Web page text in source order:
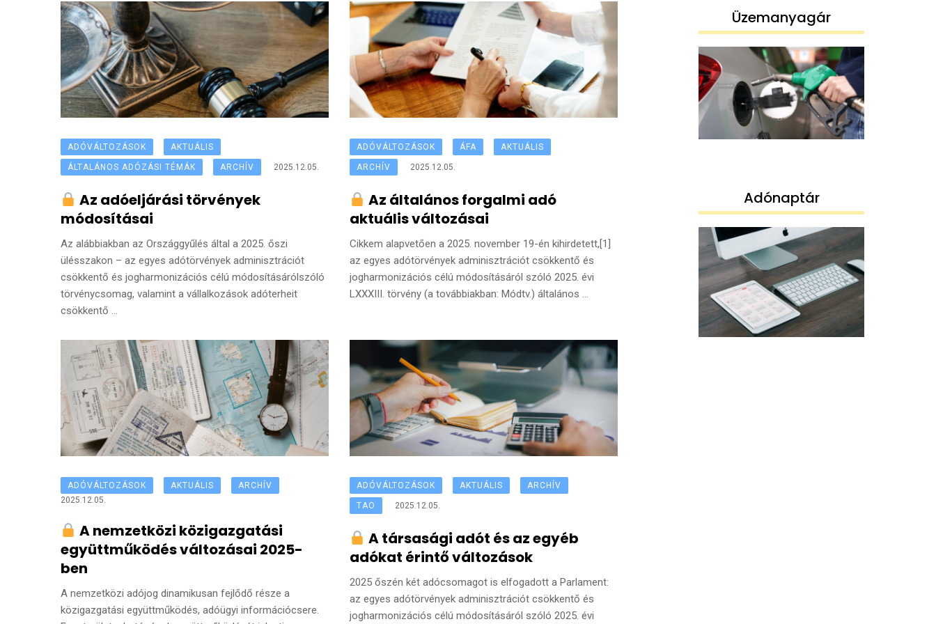
ADÓVÁLTOZÁSOK AKTUÁLIS
ÁLTALÁNOS ADÓZÁSI TÉMÁK ARCHÍV 2025.12.05.
Az adóeljárási törvények
módosításai
Az alábbiakban az Országgyűlés által a 2025. őszi
ülésszakon – az egyes adótörvények adminisztrációt
csökkentő és jogharmonizációs célú módosításárólszóló
törvénycsomag, valamint a vállalkozások adóterheit
csökkentő ...
ADÓVÁLTOZÁSOK ÁFA AKTUÁLIS
ARCHÍV 2025.12.05.
Az általános forgalmi adó
aktuális változásai
Cikkem alapvetően a 2025. november 19-én kihirdetett,[1]
az egyes adótörvények adminisztrációt csökkentő és
jogharmonizációs célú módosításáról szóló 2025. évi
LXXXIII. törvény (a továbbiakban: Módtv.) általános ...
ADÓVÁLTOZÁSOK AKTUÁLIS
ARCHÍV
2025.12.05.
A nemzetközi közigazgatási
együttműködés változásai 2025-
ben
A nemzetközi adójog dinamikusan fejlődő része a
közigazgatási együttműködés, adóügyi információcsere.
ADÓVÁLTOZÁSOK AKTUÁLIS ARCHÍV
TAO 2025.12.05.
A társasági adót és az egyéb
adókat érintő változások
2025 őszén két adócsomagot is elfogadott a Parlament:
az egyes adótörvények adminisztrációt csökkentő és
jogharmonizációs célú módosításáról szóló 2025. évi
Üzemanyagár
Adónaptár